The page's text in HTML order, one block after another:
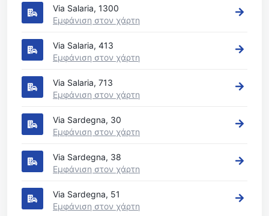
Via Salaria, 1300
Εμφάνιση στον χάρτη
Via Salaria, 413
Εμφάνιση στον χάρτη
Via Salaria, 713
Εμφάνιση στον χάρτη
Via Sardegna, 30
Εμφάνιση στον χάρτη
Via Sardegna, 38
Εμφάνιση στον χάρτη
Via Sardegna, 51
Εμφάνιση στον χάρτη